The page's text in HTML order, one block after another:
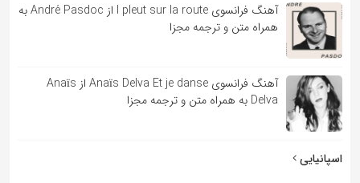
آهنگ فرانسوی l pleut sur la route از André Pasdoc به
همراه متن و ترجمه مجزا
آهنگ فرانسوی Anaïs Delva Et je danse از Anaïs
Delva به همراه متن و ترجمه مجزا
اسپانیایی